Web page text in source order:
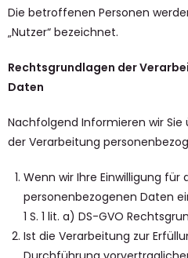
Die betroffenen Personen
„Nutzer“ bezeichnet.
Rechtsgrundlagen der
Daten
Nachfolgend Informieren wir
der Verarbeitung
Wenn wir Ihre Einwilligung für
personenbezogenen Daten
1 S. 1 lit. a) DS-GVO
Ist die Verarbeitung zur